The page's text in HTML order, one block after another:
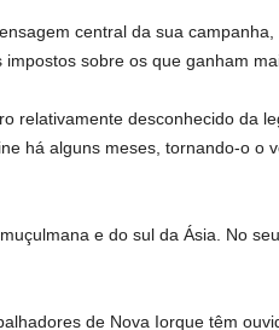
central da sua
sobre os que ganham
relativamente desconhecido da
há alguns meses, tornando-o o
e do sul da Ásia. No
de Nova Iorque têm